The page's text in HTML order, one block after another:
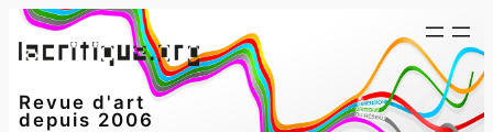
Aller
au
Revue d'art
depuis 2006